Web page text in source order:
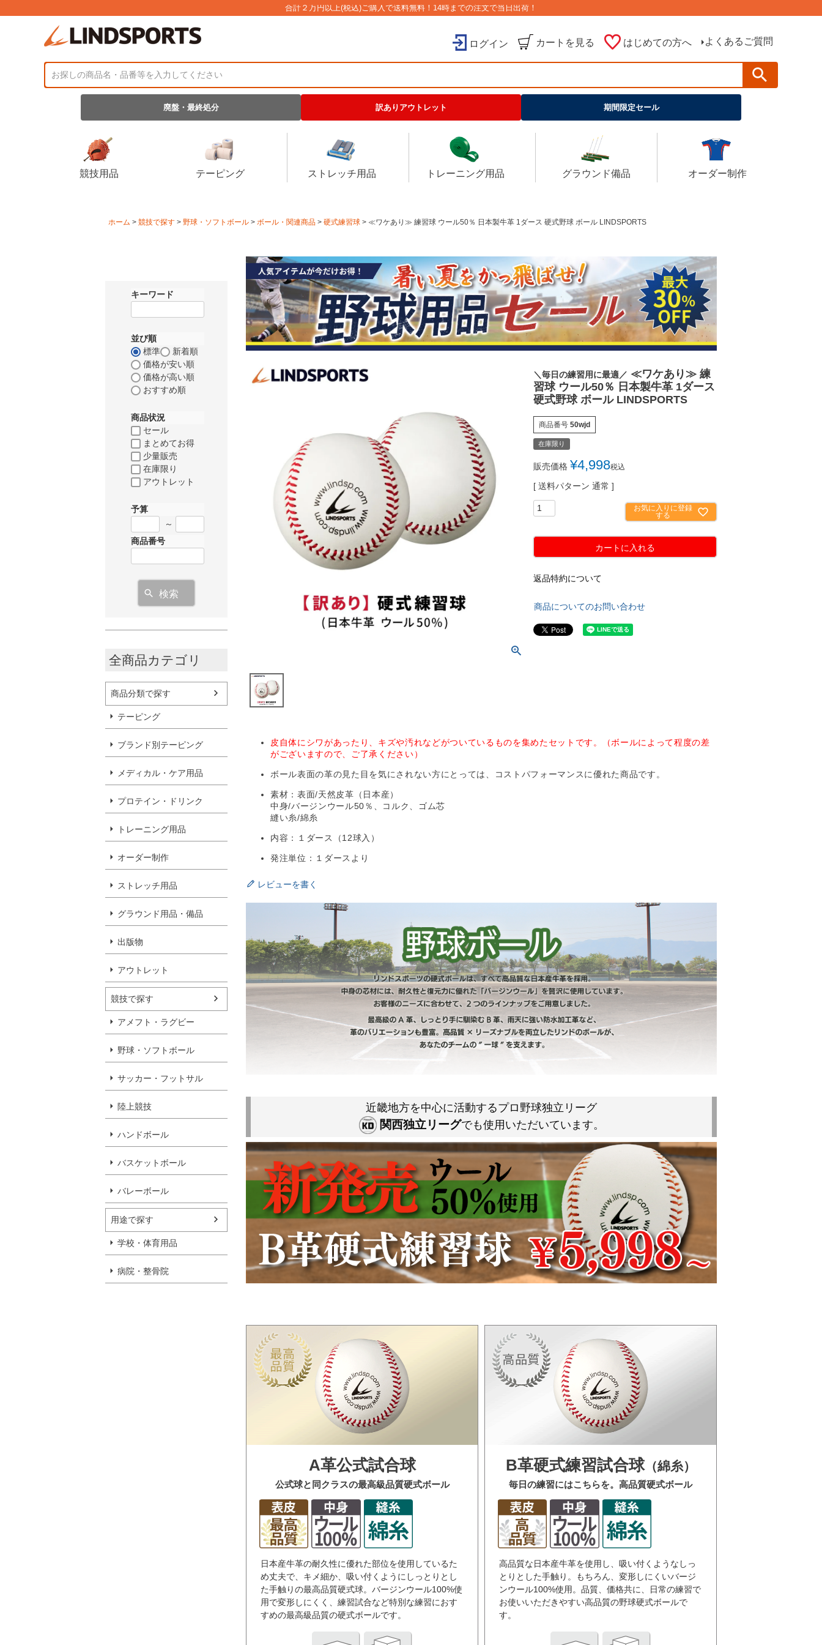
合計２万円以上(税込)ご購入で送料無料！14時までの注文で当日出荷！
ログイン カートを見る はじめての方へ よくあるご質問
廃盤・最終処分 訳ありアウトレット 期間限定セール
競技用品 テーピング ストレッチ用品 トレーニング用品 グラウンド備品 オーダー制作
ホーム 競技で探す 野球・ソフトボール ボール・関連商品 硬式練習球 ≪ワケあり≫ 練習球 ウール50％ 日本製牛革 1ダース 硬式野球 ボール LINDSPORTS
キーワード
並び順
標準
新着順
価格が安い順
価格が高い順
おすすめ順
商品状況
セール
まとめてお得
少量販売
在庫限り
アウトレット
予算
～
商品番号
検索
全商品カテゴリ
商品分類で探す
テーピング
ブランド別テーピング
メディカル・ケア用品
プロテイン・ドリンク
トレーニング用品
オーダー制作
ストレッチ用品
グラウンド用品・備品
出版物
アウトレット
競技で探す
アメフト・ラグビー
野球・ソフトボール
サッカー・フットサル
陸上競技
ハンドボール
バスケットボール
バレーボール
用途で探す
学校・体育用品
病院・整骨院
＼毎日の練習用に最適／ ≪ワケあり≫ 練
習球 ウール50％ 日本製牛革 1ダース
硬式野球 ボール LINDSPORTS
商品番号 50wjd
在庫限り
販売価格 ¥4,998税込
送料パターン 通常
お気に入りに登録
する
カートに入れる
返品特約について
商品についてのお問い合わせ
皮自体にシワがあったり、キズや汚れなどがついているものを集めたセットです。（ボールによって程度の差
がございますので、ご了承ください）
ボール表面の革の見た目を気にされない方にとっては、コストパフォーマンスに優れた商品です。
素材：表面/天然皮革（日本産）
中身/バージンウール50％、コルク、ゴム芯
縫い糸/綿糸
内容：１ダース（12球入）
発注単位：１ダースより
レビューを書く
近畿地方を中心に活動するプロ野球独立リーグ
関西独立リーグでも使用いただいています。
A革公式試合球
公式球と同クラスの最高級品質硬式ボール
日本産牛革の耐久性に優れた部位を使用しているた
め丈夫で、キメ細か、吸い付くようにしっとりとし
た手触りの最高品質硬式球。バージンウール100%使
用で変形しにくく、練習試合など特別な練習におす
すめの最高級品質の硬式ボールです。
B革硬式練習試合球（綿糸）
毎日の練習にはこちらを。高品質硬式ボール
高品質な日本産牛革を使用し、吸い付くようなしっ
とりとした手触り。もちろん、変形しにくいバージ
ンウール100%使用。品質、価格共に、日常の練習で
お使いいただきやすい高品質の野球硬式ボールで
す。